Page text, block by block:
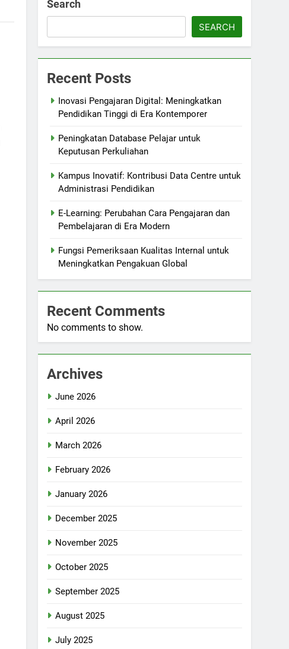
Search
SEARCH
Recent Posts
Inovasi Pengajaran Digital: Meningkatkan
Pendidikan Tinggi di Era Kontemporer
Peningkatan Database Pelajar untuk
Keputusan Perkuliahan
Kampus Inovatif: Kontribusi Data Centre untuk
Administrasi Pendidikan
E-Learning: Perubahan Cara Pengajaran dan
Pembelajaran di Era Modern
Fungsi Pemeriksaan Kualitas Internal untuk
Meningkatkan Pengakuan Global
Recent Comments
No comments to show.
Archives
June 2026
April 2026
March 2026
February 2026
January 2026
December 2025
November 2025
October 2025
September 2025
August 2025
July 2025